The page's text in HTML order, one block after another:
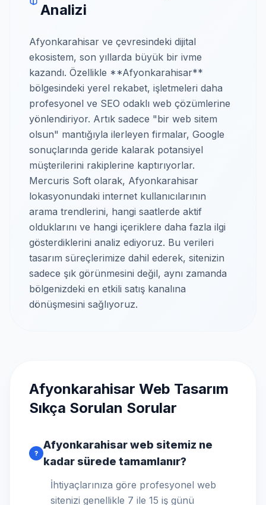
Analizi
Afyonkarahisar ve çevresindeki dijital
ekosistem, son yıllarda büyük bir ivme
kazandı. Özellikle **Afyonkarahisar**
bölgesindeki yerel rekabet, işletmeleri daha
profesyonel ve SEO odaklı web çözümlerine
yönlendiriyor. Artık sadece "bir web sitem
olsun" mantığıyla ilerleyen firmalar, Google
sonuçlarında geride kalarak potansiyel
müşterilerini rakiplerine kaptırıyorlar.
Mercuris Soft olarak, Afyonkarahisar
lokasyonundaki internet kullanıcılarının
arama trendlerini, hangi saatlerde aktif
olduklarını ve hangi içeriklere daha fazla ilgi
gösterdiklerini analiz ediyoruz. Bu verileri
tasarım süreçlerimize dahil ederek, sitenizin
sadece şık görünmesini değil, aynı zamanda
bölgenizdeki en etkili satış kanalına
dönüşmesini sağlıyoruz.
Afyonkarahisar Web Tasarım
Sıkça Sorulan Sorular
?
Afyonkarahisar web sitemiz ne
kadar sürede tamamlanır?
İhtiyaçlarınıza göre profesyonel web
sitenizi genellikle 7 ile 15 iş günü